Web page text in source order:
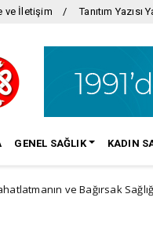
ve İletişim Tanıtım Yazısı
GENEL SAĞLIK KADIN
Sağlığını